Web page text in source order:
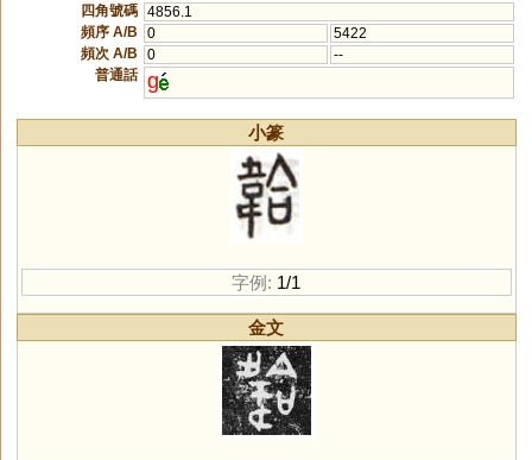
四角號碼 4856.1
頻序 A/B
0
5422
頻次 A/B
0
--
普通話 g
小篆
字例: 1/1
金文